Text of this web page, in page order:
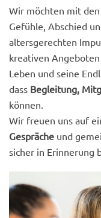
Wir möchten mit
Gefühle, Abschied
altersgerechten
kreativen
Leben und seine
dass Begleitung,
können.
Wir freuen uns auf
Gespräche und
sicher in Erinnerung